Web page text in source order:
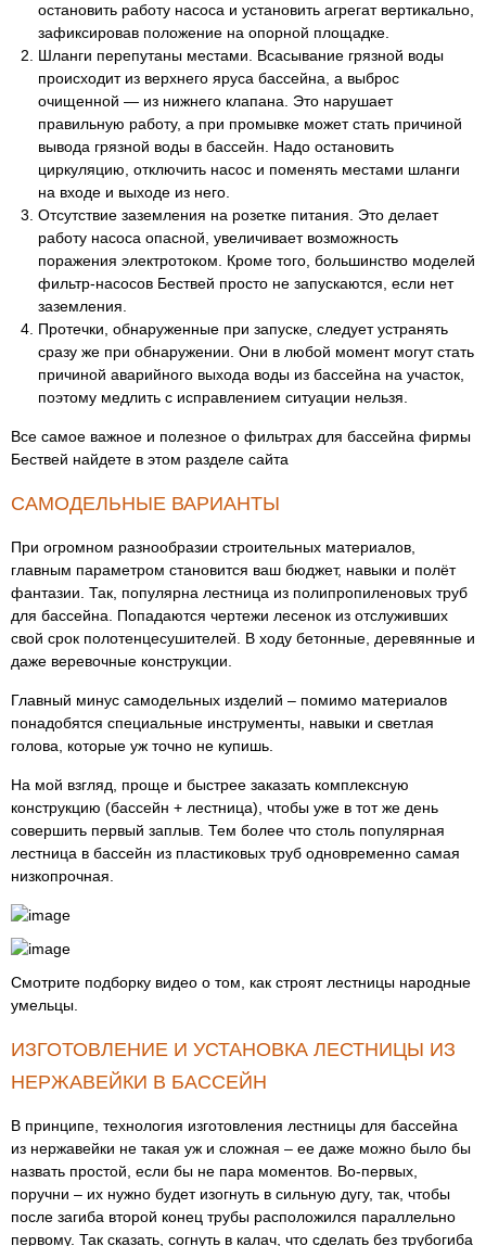
остановить работу насоса и установить агрегат вертикально,
зафиксировав положение на опорной площадке.
Шланги перепутаны местами. Всасывание грязной воды
происходит из верхнего яруса бассейна, а выброс
очищенной — из нижнего клапана. Это нарушает
правильную работу, а при промывке может стать причиной
вывода грязной воды в бассейн. Надо остановить
циркуляцию, отключить насос и поменять местами шланги
на входе и выходе из него.
Отсутствие заземления на розетке питания. Это делает
работу насоса опасной, увеличивает возможность
поражения электротоком. Кроме того, большинство моделей
фильтр-насосов Бествей просто не запускаются, если нет
заземления.
Протечки, обнаруженные при запуске, следует устранять
сразу же при обнаружении. Они в любой момент могут стать
причиной аварийного выхода воды из бассейна на участок,
поэтому медлить с исправлением ситуации нельзя.
Все самое важное и полезное о фильтрах для бассейна фирмы
Бествей найдете в этом разделе сайта
САМОДЕЛЬНЫЕ ВАРИАНТЫ
При огромном разнообразии строительных материалов,
главным параметром становится ваш бюджет, навыки и полёт
фантазии. Так, популярна лестница из полипропиленовых труб
для бассейна. Попадаются чертежи лесенок из отслуживших
свой срок полотенцесушителей. В ходу бетонные, деревянные и
даже веревочные конструкции.
Главный минус самодельных изделий – помимо материалов
понадобятся специальные инструменты, навыки и светлая
голова, которые уж точно не купишь.
На мой взгляд, проще и быстрее заказать комплексную
конструкцию (бассейн + лестница), чтобы уже в тот же день
совершить первый заплыв. Тем более что столь популярная
лестница в бассейн из пластиковых труб одновременно самая
низкопрочная.
Смотрите подборку видео о том, как строят лестницы народные
умельцы.
ИЗГОТОВЛЕНИЕ И УСТАНОВКА ЛЕСТНИЦЫ ИЗ
НЕРЖАВЕЙКИ В БАССЕЙН
В принципе, технология изготовления лестницы для бассейна
из нержавейки не такая уж и сложная – ее даже можно было бы
назвать простой, если бы не пара моментов. Во-первых,
поручни – их нужно будет изогнуть в сильную дугу, так, чтобы
после загиба второй конец трубы расположился параллельно
первому. Так сказать, согнуть в калач, что сделать без трубогиба